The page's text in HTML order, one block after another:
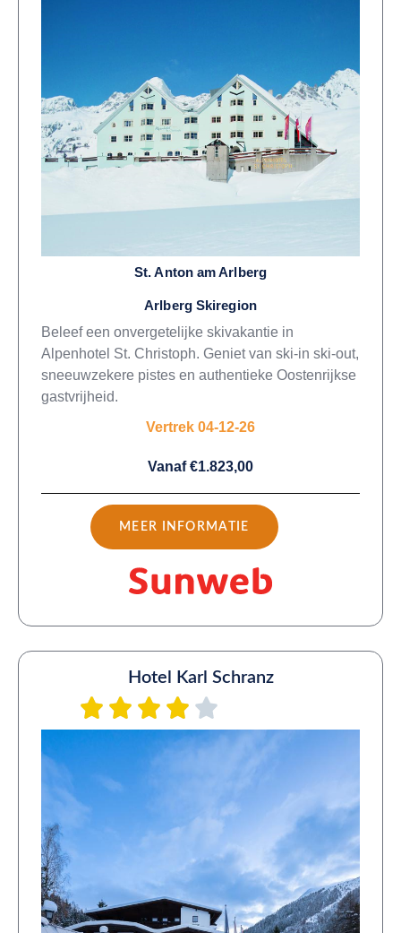
St. Anton am Arlberg
Arlberg Skiregion
Beleef een onvergetelijke skivakantie in
Alpenhotel St. Christoph. Geniet van ski-in ski-out,
sneeuwzekere pistes en authentieke Oostenrijkse
gastvrijheid.
Vertrek 04-12-26
Vanaf €1.823,00
MEER INFORMATIE
Hotel Karl Schranz